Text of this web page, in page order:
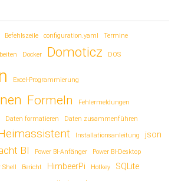
Befehlszeile configuration.yaml Termine
Docker Domoticz DOS
Excel-Programmierung
Formeln Fehlermeldungen
Daten formatieren Daten zusammenführen
Installationsanleitung json
BI Power BI-Anfänger Power BI-Desktop
Shell Bericht HimbeerPi Hotkey SQLite